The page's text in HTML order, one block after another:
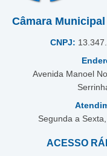
Câmara
CNPJ:
Avenida Manoel
Segunda a
ACESSO